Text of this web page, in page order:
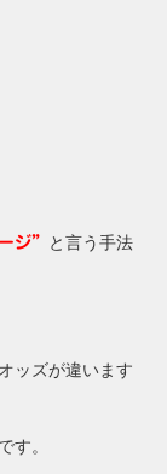
ジ”
と言う手法
ッズが違います
す。